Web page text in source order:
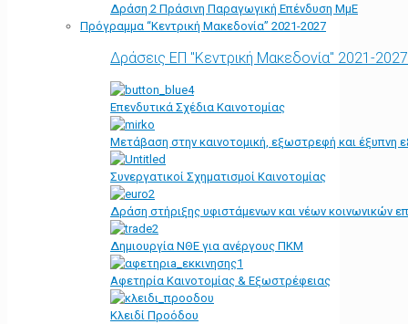
Δράση 2 Πράσινη Παραγωγική Επένδυση ΜμΕ
Πρόγραμμα “Κεντρική Μακεδονία” 2021-2027
Δράσεις ΕΠ "Κεντρική Μακεδονία" 2021-2027
Επενδυτικά Σχέδια Καινοτομίας
Μετάβαση στην καινοτομική, εξωστρεφή και έξυπνη
Συνεργατικοί Σχηματισμοί Καινοτομίας
Δράση στήριξης υφιστάμενων και νέων κοινωνικών
Δημιουργία ΝΘΕ για ανέργους ΠΚΜ
Αφετηρία Kαινοτομίας & Εξωστρέφειας
Κλειδί Προόδου